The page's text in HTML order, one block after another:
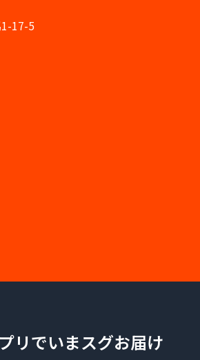
17-5
リでいまスグお届け